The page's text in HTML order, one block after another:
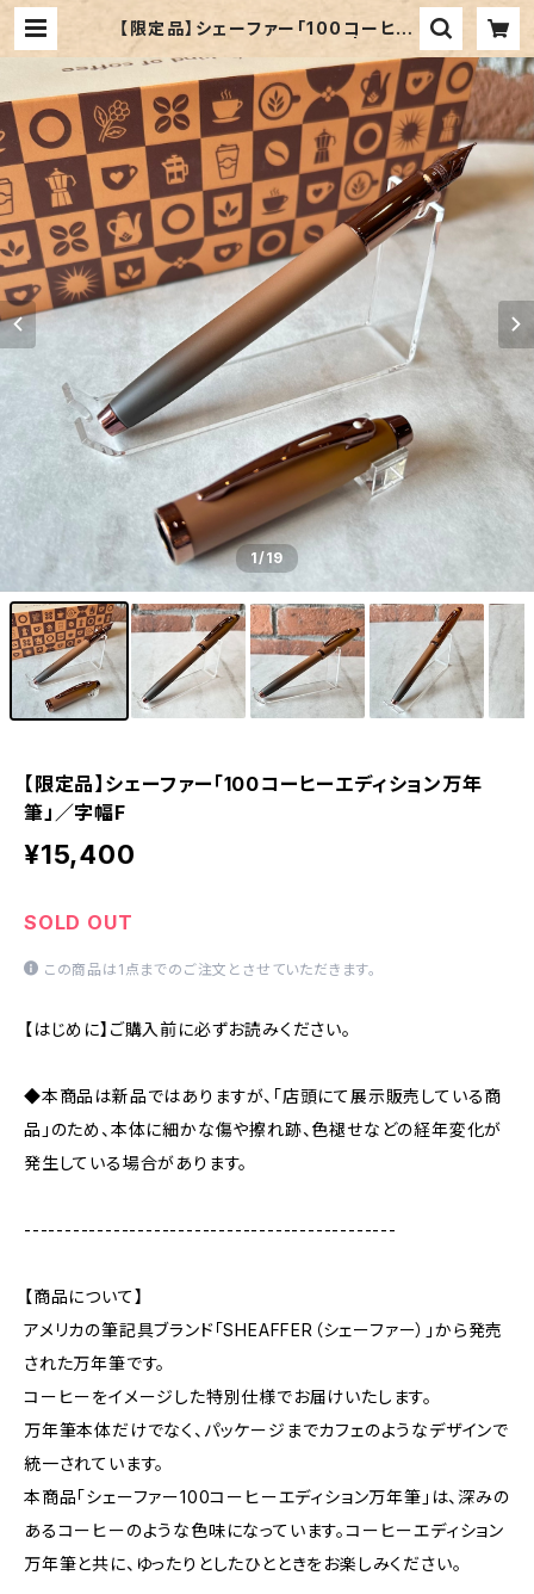
【限定品】シェーファー「100コーヒー
エディション万年筆」／字幅F | ペンネ
ジューク
1/19
【限定品】シェーファー「100コーヒーエディション万年
筆」／字幅F
¥15,400
SOLD OUT
この商品は1点までのご注文とさせていただきます。
【はじめに】ご購入前に必ずお読みください。
◆本商品は新品ではありますが、「店頭にて展示販売している商
品」のため、本体に細かな傷や擦れ跡、色褪せなどの経年変化が
発生している場合があります。
----------------------------------------------
【商品について】
アメリカの筆記具ブランド「SHEAFFER（シェーファー）」から発売
された万年筆です。
コーヒーをイメージした特別仕様でお届けいたします。
万年筆本体だけでなく、パッケージまでカフェのようなデザインで
統一されています。
本商品「シェーファー100コーヒーエディション万年筆」は、深みの
あるコーヒーのような色味になっています。コーヒーエディション
万年筆と共に、ゆったりとしたひとときをお楽しみください。